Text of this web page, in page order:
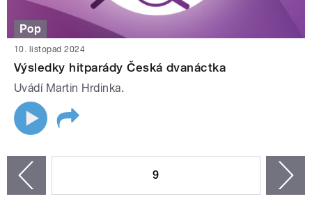
Pop
10. listopad 2024
Výsledky hitparády Česká dvanáctka
Uvádí Martin Hrdinka.
9